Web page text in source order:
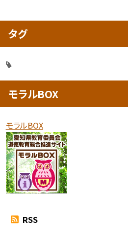
タグ
モラルBOX
モラルBOX
RSS